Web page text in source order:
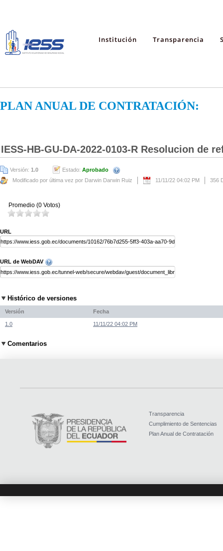
Institución Transparencia
PLAN ANUAL DE CONTRATACIÓN:
IESS-HB-GU-DA-2022-0103-R Resolucion de
Versión: 1.0 Estado: Aprobado
Modificado por última vez por Darwin Darwin Ruiz
11/11/22 04:02 PM 356
Promedio (0 Votos)
URL
URL de WebDAV
Histórico de versiones
Versión Fecha
1.0 11/11/22 04:02 PM
Comentarios
Transparencia
Cumplimiento de Sentencias
Plan Anual de Contratación